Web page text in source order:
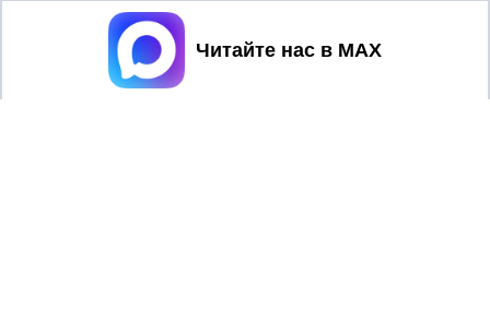
Принять